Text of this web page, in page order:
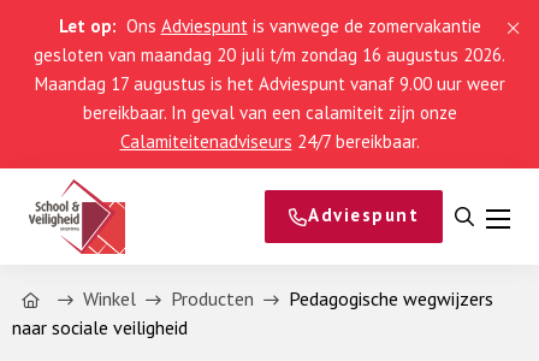
Let op: Ons Adviespuntis vanwege de zomervakantie
gesloten van maandag 20 juli t/m zondag 16 augustus 2026.
Maandag 17 augustus is het Adviespunt vanaf 9.00 uur weer
bereikbaar. In geval van een calamiteit zijn onze
Calamiteitenadviseurs 24/7 bereikbaar.
Adviespunt
Open
Home Winkel Producten
Pedagogische wegwijzers
naar sociale veiligheid